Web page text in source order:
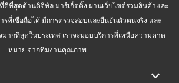
ที่สุดด้านดิจิทัล มาร์เก็ตติ้ง ผ่านเว็บไซต์รวมสินค้าและ
รที่เชื่อถือได้ มีการตรวจสอบและยืนยันตัวตนจริง และ
ากที่สุดในประเทศ เราจะมอบบริการที่เหนือความคาด
หมาย จากทีมงานคุณภาพ